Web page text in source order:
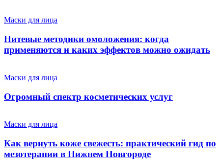
Маски для лица
Нитевые методики омоложения: когда
применяются и каких эффектов можно ожидать
Маски для лица
Огромный спектр косметических услуг
Маски для лица
Как вернуть коже свежесть: практический гид по
мезотерапии в Нижнем Новгороде